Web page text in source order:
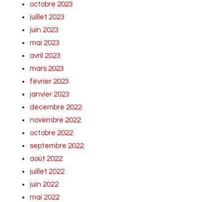
octobre 2023
juillet 2023
juin 2023
mai 2023
avril 2023
mars 2023
février 2023
janvier 2023
décembre 2022
novembre 2022
octobre 2022
septembre 2022
août 2022
juillet 2022
juin 2022
mai 2022